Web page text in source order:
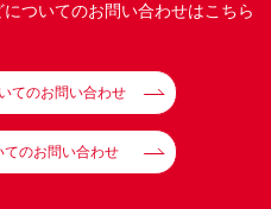
ついてのお問い合わせはこちら
てのお問い合わせ
のお問い合わせ